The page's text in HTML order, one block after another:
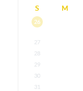
S M
26
27
28
29
30
31